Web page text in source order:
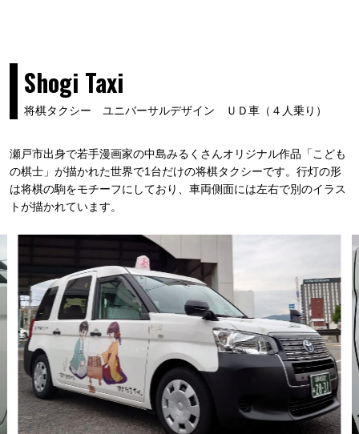
Shogi Taxi
将棋タクシー ユニバーサルデザイン ＵＤ車（４人乗り）
瀬戸市出身で若手漫画家の中島みるくさんオリジナル作品「こども
の棋士」が描かれた世界で1台だけの将棋タクシーです。行灯の形
は将棋の駒をモチーフにしており、車両側面には左右で別のイラス
トが描かれています。